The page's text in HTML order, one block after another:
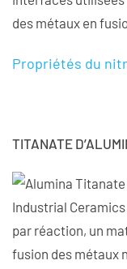
des métaux en
Propriétés du
TITANATE
Industrial
par réaction, un
fusion des métaux